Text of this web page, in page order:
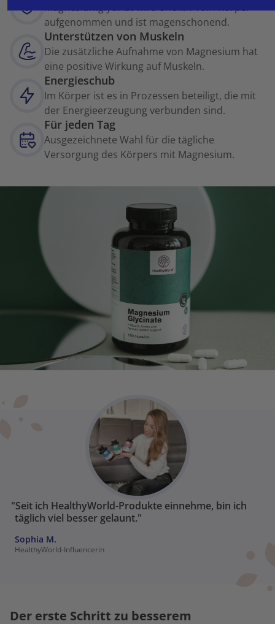
Magnesiumglycinat wird effektiv vom Körper
aufgenommen und ist magenschonend.
Unterstützen von Muskeln
Die zusätzliche Aufnahme von Magnesium hat
eine positive Wirkung auf Muskeln.
Energieschub
Im Körper ist es in Prozessen beteiligt, die mit
der Energieerzeugung verbunden sind.
Für jeden Tag
Ausgezeichnete Wahl für die tägliche
Versorgung des Körpers mit Magnesium.
"Seit ich HealthyWorld-Produkte einnehme, bin ich
täglich viel besser gelaunt."
Sophia M.
HealthyWorld-Influencerin
Der erste Schritt zu besserem